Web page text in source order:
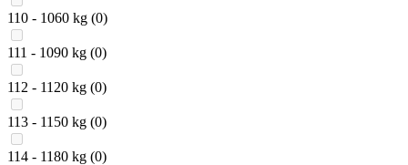
110 - 1060 kg (0)
111 - 1090 kg (0)
112 - 1120 kg (0)
113 - 1150 kg (0)
114 - 1180 kg (0)